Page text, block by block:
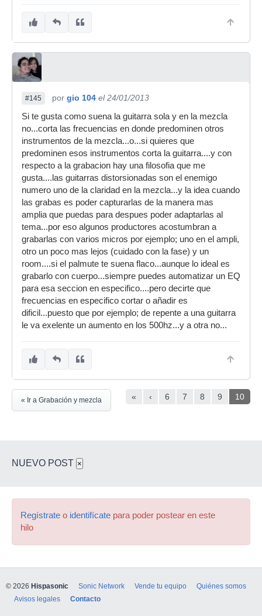
#145 por gio 104 el 24/01/2013
Si te gusta como suena la guitarra sola y en la mezcla
no...corta las frecuencias en donde predominen otros
instrumentos de la mezcla...o...si quieres que
predominen esos instrumentos corta la guitarra....y con
respecto a la grabacion hay una filosofia que me
gusta....las guitarras distorsionadas son el enemigo
numero uno de la claridad en la mezcla...y la idea cuando
las grabas es poder capturarlas de la manera mas
amplia que puedas para despues poder adaptarlas al
tema...por eso algunos productores acostumbran a
grabarlas con varios micros por ejemplo; uno en el ampli,
otro un poco mas lejos (cuidado con la fase) y un
room....si el palmute te suena flaco...aunque lo ideal es
grabarlo con cuerpo...siempre puedes automatizar un EQ
para esa seccion en especifico....pero decirte que
frecuencias en especifico cortar o añadir es
dificil...puesto que por ejemplo; de repente a una guitarra
le va exelente un aumento en los 500hz...y a otra no...
« ‹ 6 7 8 9 10
« Ir a Grabación y mezcla
NUEVO POST ×
Regístrate o identifícate para poder postear en este
hilo
© 2026 Hispasonic Sonic Network Vende tu equipo
Quiénes somos
Avisos legales
Contacto